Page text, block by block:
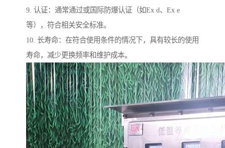
9. 认证：通常通过或国际防爆认证（如Ex d、Ex e
等），符合相关安全标准。
10. 长寿命：在符合使用条件的情况下，具有较长的使用
寿命，减少更换频率和维护成本。